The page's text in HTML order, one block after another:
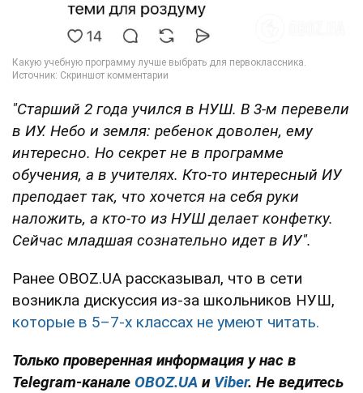
"Старший 2 года учился в НУШ. В 3-м перевели
в ИУ. Небо и земля: ребенок доволен, ему
интересно. Но секрет не в программе
обучения, а в учителях. Кто-то интересный ИУ
преподает так, что хочется на себя руки
наложить, а кто-то из НУШ делает конфетку.
Сейчас младшая сознательно идет в ИУ".
Ранее OBOZ.UA рассказывал, что в сети
возникла дискуссия из-за школьников НУШ,
которые в 5–7-х классах не умеют читать.
Только проверенная информация у нас в
Telegram-канале OBOZ.UA и Viber. Не ведитесь